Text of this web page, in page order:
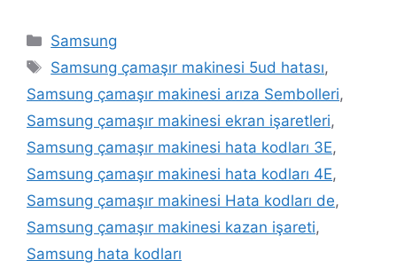
Kategoriler
Samsung
Etiketler
Samsung çamaşır makinesi 5ud hatası,
Samsung çamaşır makinesi arıza Sembolleri,
Samsung çamaşır makinesi ekran işaretleri,
Samsung çamaşır makinesi hata kodları 3E,
Samsung çamaşır makinesi hata kodları 4E,
Samsung çamaşır makinesi Hata kodları de,
Samsung çamaşır makinesi kazan işareti,
Samsung hata kodları